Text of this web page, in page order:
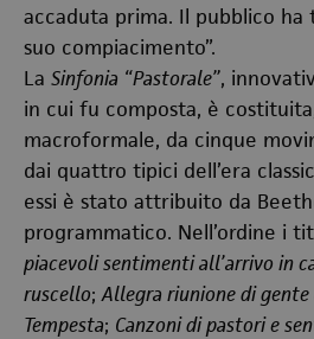
accaduta prima. Il pubblico
suo compiacimento”.
La Sinfonia “Pastorale”,
in cui fu composta, è
macroformale, da cinque
dai quattro tipici dell’era
essi è stato attribuito da
programmatico. Nell’ordine i
piacevoli sentimenti all’arrivo in
ruscello;Allegra riunione di gente
Tempesta; Canzoni di pastori e